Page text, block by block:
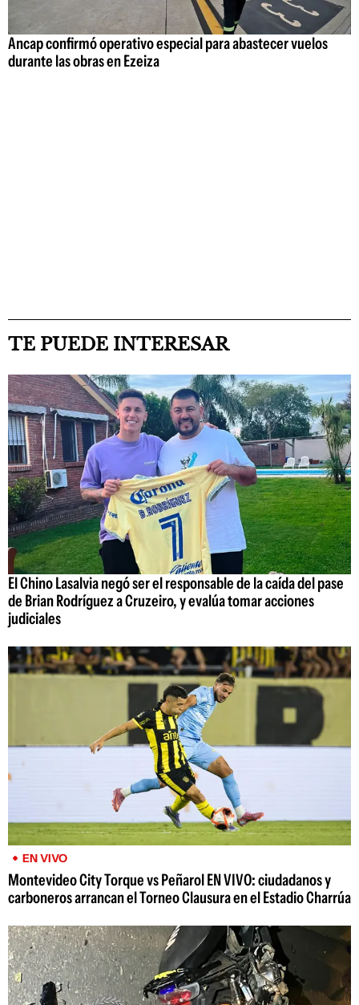
Ancap confirmó operativo especial para abastecer vuelos
durante las obras en Ezeiza
TE PUEDE INTERESAR
El Chino Lasalvia negó ser el responsable de la caída del pase
de Brian Rodríguez a Cruzeiro, y evalúa tomar acciones
judiciales
EN VIVO
Montevideo City Torque vs Peñarol EN VIVO: ciudadanos y
carboneros arrancan el Torneo Clausura en el Estadio Charrúa